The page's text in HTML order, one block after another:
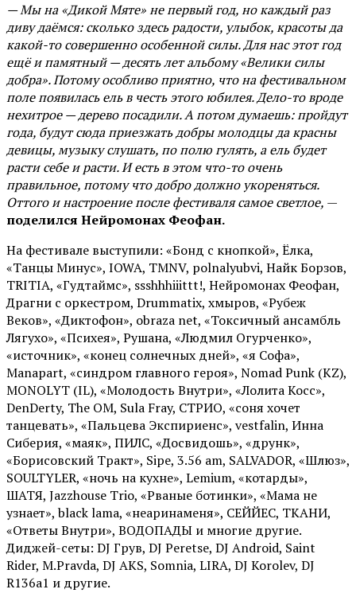
— Мы на «Дикой Мяте» не первый год, но каждый раз
диву даёмся: сколько здесь радости, улыбок, красоты да
какой-то совершенно особенной силы. Для нас этот год
ещё и памятный — десять лет альбому «Велики силы
добра». Потому особливо приятно, что на фестивальном
поле появилась ель в честь этого юбилея. Дело-то вроде
нехитрое — дерево посадили. А потом думаешь: пройдут
года, будут сюда приезжать добры молодцы да красны
девицы, музыку слушать, по полю гулять, а ель будет
расти себе и расти. И есть в этом что-то очень
правильное, потому что добро должно укореняться.
Оттого и настроение после фестиваля самое светлое, —
поделился Нейромонах Феофан.
На фестивале выступили: «Бонд с кнопкой», Ёлка,
«Танцы Минус», IOWA, TMNV, polnalyubvi, Найк Борзов,
TRITIA, «Гудтаймс», ssshhhiiittt!, Нейромонах Феофан,
Драгни с оркестром, Drummatix, хмыров, «Рубеж
Веков», «Диктофон», obraza net, «Токсичный ансамбль
Лягухо», «Психея», Рушана, «Людмил Огурченко»,
«источник», «конец солнечных дней», «я Софа»,
Manapart, «синдром главного героя», Nomad Punk (KZ),
MONOLYT (IL), «Молодость Внутри», «Лолита Косс»,
DenDerty, The OM, Sula Fray, СТРИО, «соня хочет
танцевать», «Пальцева Экспириенс», vestfalin, Инна
Сиберия, «маяк», ПИЛС, «Досвидошь», «друнк»,
«Борисовский Тракт», Sipe, 3.56 am, SALVADOR, «Шлюз»,
SOULTYLER, «ночь на кухне», Lemium, «котарды»,
ШАТЯ, Jazzhouse Trio, «Рваные ботинки», «Мама не
узнает», black lama, «неаринаменя», СЕЙЙЕС, ТКАНИ,
«Ответы Внутри», ВОДОПАДЫ и многие другие.
Диджей-сеты: DJ Грув, DJ Peretse, DJ Android, Saint
Rider, М.Pravda, DJ AKS, Somnia, LIRA, DJ Korolev, DJ
R136a1 и другие.